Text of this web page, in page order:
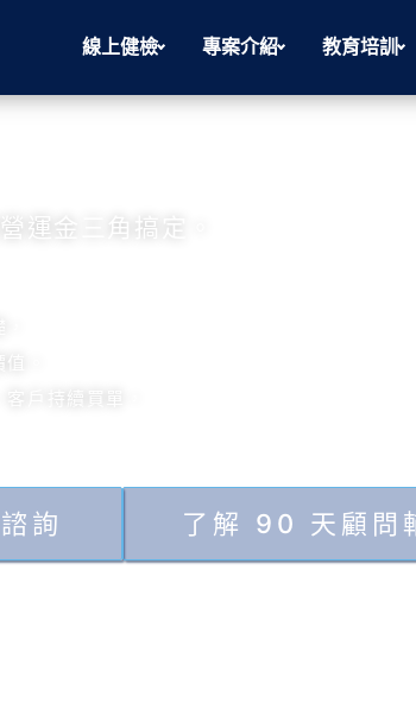
線上健檢 專案介紹 教育培訓
運金三角搞定。
。
戶持續買單，
詢 了解 90 天顧問